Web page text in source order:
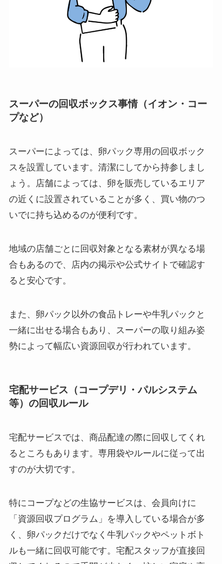
スーパーの回収ボックス事情（イオン・コー
プなど）
スーパーによっては、卵パック専用の回収ボック
スを設置しています。清潔にしてから持参しまし
ょう。店舗によっては、卵を販売しているエリア
の近くに設置されていることが多く、買い物のつ
いでに持ち込めるのが便利です。
地域の店舗ごとに回収対象となる素材が異なる場
合もあるので、店内の掲示や公式サイトで確認す
ると安心です。
また、卵パック以外の食品トレーや牛乳パックと
一緒に出せる場合もあり、スーパーの取り組み姿
勢によって幅広い資源回収が行われています。
宅配サービス（コープデリ・パルシステム
等）の回収ルール
宅配サービスでは、商品配達の際に回収してくれ
るところもあります。専用袋やルールに従って出
すのが大切です。
特にコープなどの生協サービスは、会員向けに
「資源回収プログラム」を導入している場合が多
く、卵パックだけでなく牛乳パックやペットボト
ルも一緒に回収可能です。宅配スタッフが直接回